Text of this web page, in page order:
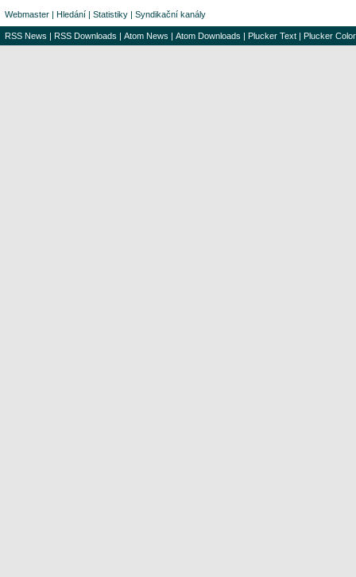
Webmaster | Hledání | Statistiky | Syndikační kanály
RSS News | RSS Downloads | Atom News | Atom Downloads | Plucker Text | Plucker Color